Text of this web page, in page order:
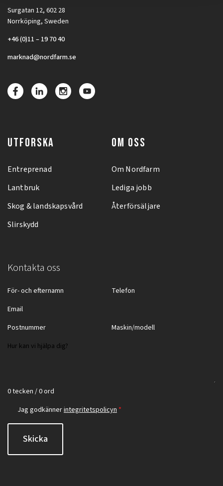
Surgatan 12, 602 28
Norrköping, Sweden
+46 (0)11 – 19 70 40
marknad@nordfarm.se
UTFORSKA
Entreprenad
Lantbruk
Skog & landskapsvård
Slirskydd
OM OSS
Om Nordfarm
Lediga jobb
Återförsäljare
Kontakta oss
0 tecken / 0 ord
Jag godkännerintegritetspolicyn *
Skicka